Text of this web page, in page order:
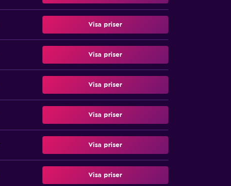
Visa priser
Visa priser
Visa priser
Visa priser
Visa priser
Visa priser